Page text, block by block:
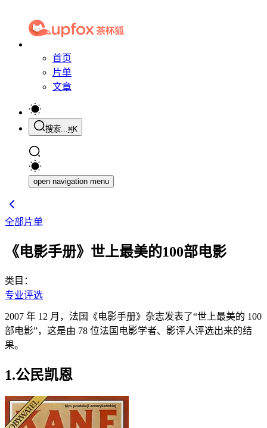
首页
片单
文章
搜索...⌘K
open navigation menu
全部片单
《电影手册》世上最美的100部电影
类目：
专业评选
2007 年 12 月，法国《电影手册》杂志发表了“世上最美的 100
部电影”，这是由 78 位法国电影学者、影评人评选出来的结
果。
1.公民凯恩